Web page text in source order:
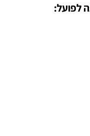
לפועל: